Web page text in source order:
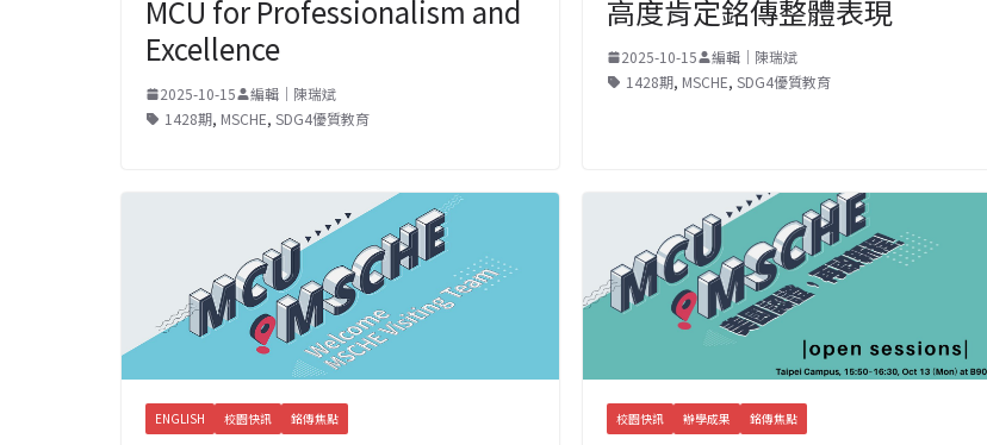
MCU for Professionalism and
Excellence
2025-10-15
編輯｜陳瑞斌
1428期, MSCHE, SDG4優質教育
高度肯定銘傳整體表現
2025-10-15
編輯｜陳瑞斌
1428期, MSCHE, SDG4優質教育
ENGLISH 校園快訊 銘傳焦點 校園快訊 辦學成果 銘傳焦點